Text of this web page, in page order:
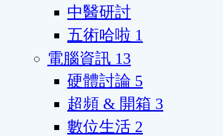
中醫研討
五術哈啦 1
電腦資訊 13
硬體討論 5
超頻 & 開箱 3
數位生活 2